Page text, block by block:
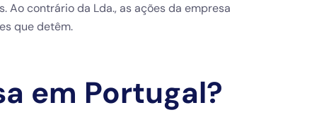
Ao contrário da Lda., as ações da empresa
que detêm.
em Portugal?